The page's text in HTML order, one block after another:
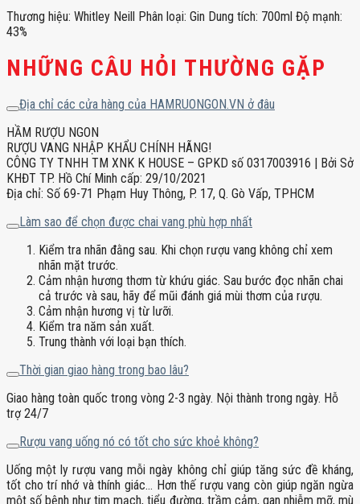
Thương hiệu: Whitley Neill Phân loại: Gin Dung tích: 700ml Độ mạnh:
43%
NHỮNG CÂU HỎI THƯỜNG GẶP
Địa chỉ các cửa hàng của HAMRUONGON.VN ở đâu
HẦM RƯỢU NGON
RƯỢU VANG NHẬP KHẨU CHÍNH HÃNG!
CÔNG TY TNHH TM XNK K HOUSE – GPKD số 0317003916 | Bởi Sở
KHĐT TP. Hồ Chí Minh cấp: 29/10/2021
Địa chỉ: Số 69-71 Phạm Huy Thông, P. 17, Q. Gò Vấp, TPHCM
Làm sao để chọn được chai vang phù hợp nhất
Kiểm tra nhãn đằng sau. Khi chọn rượu vang không chỉ xem
nhãn mặt trước.
Cảm nhận hương thơm từ khứu giác. Sau bước đọc nhãn chai
cả trước và sau, hãy để mũi đánh giá mùi thơm của rượu.
Cảm nhận hương vị từ lưỡi.
Kiểm tra năm sản xuất.
Trung thành với loại bạn thích.
Thời gian giao hàng trong bao lâu?
Giao hàng toàn quốc trong vòng 2-3 ngày. Nội thành trong ngày. Hỗ
trợ 24/7
Rượu vang uống nó có tốt cho sức khoẻ không?
Uống một ly rượu vang mỗi ngày không chỉ giúp tăng sức đề kháng,
tốt cho trí nhớ và thính giác… Hơn thế rượu vang còn giúp ngăn ngừa
một số bệnh như tim mạch, tiểu đường, trầm cảm, gan nhiễm mỡ, mù